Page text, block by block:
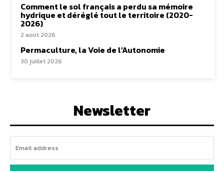
Comment le sol français a perdu sa mémoire
hydrique et déréglé tout le territoire (2020-
2026)
2 août 2026
Permaculture, la Voie de l’Autonomie
30 juillet 2026
Newsletter